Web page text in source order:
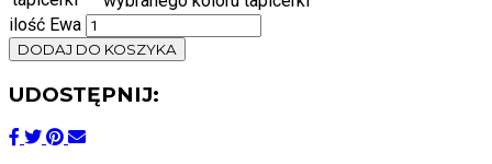
ilość Ewa
DODAJ DO KOSZYKA
UDOSTĘPNIJ: